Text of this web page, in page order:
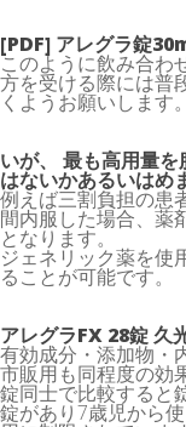
[PDF] アレグラ錠
このように飲み合わ
方を受ける際には普
くようお願いします。
いが、 最も高用量
はないかあるいはめ
例えば三割負担の患
間内服した場合、薬
となります。
ジェネリック薬を使
ることが可能です。
アレグラFX 28錠 久
有効成分・添加物・
市販用も同程度の効
錠同士で比較すると
錠があり7歳児から